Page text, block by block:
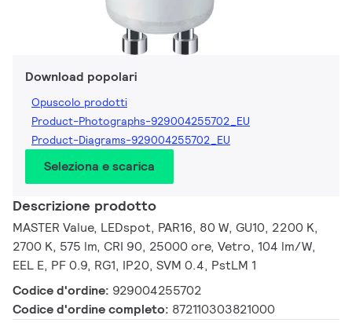
Download popolari
Opuscolo prodotti
Product-Photographs-929004255702_EU
Product-Diagrams-929004255702_EU
Seleziona e scarica
Descrizione prodotto
MASTER Value, LEDspot, PAR16, 80 W, GU10, 2200 K,
2700 K, 575 lm, CRI 90, 25000 ore, Vetro, 104 lm/W,
EEL E, PF 0.9, RG1, IP20, SVM 0.4, PstLM 1
Codice d'ordine: 929004255702
Codice d'ordine completo: 872110303821000